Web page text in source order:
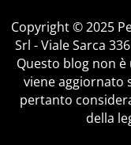
Copyright © 2025
Srl - Viale Sarca
Questo blog non
viene aggiornato
pertanto
della